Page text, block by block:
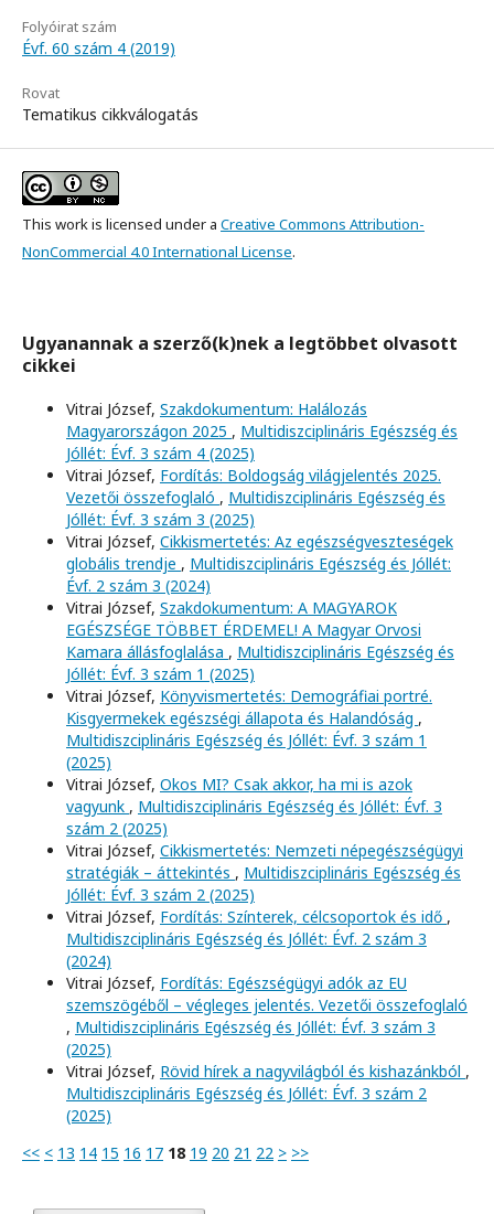
Folyóirat szám
Évf. 60 szám 4 (2019)
Rovat
Tematikus cikkválogatás
This work is licensed under a Creative Commons Attribution-
NonCommercial 4.0 International License.
Ugyanannak a szerző(k)nek a legtöbbet olvasott
cikkei
Vitrai József, Szakdokumentum: Halálozás
Magyarországon 2025 , Multidiszciplináris Egészség és
Jóllét: Évf. 3 szám 4 (2025)
Vitrai József, Fordítás: Boldogság világjelentés 2025.
Vezetői összefoglaló , Multidiszciplináris Egészség és
Jóllét: Évf. 3 szám 3 (2025)
Vitrai József, Cikkismertetés: Az egészségveszteségek
globális trendje , Multidiszciplináris Egészség és Jóllét:
Évf. 2 szám 3 (2024)
Vitrai József, Szakdokumentum: A MAGYAROK
EGÉSZSÉGE TÖBBET ÉRDEMEL! A Magyar Orvosi
Kamara állásfoglalása , Multidiszciplináris Egészség és
Jóllét: Évf. 3 szám 1 (2025)
Vitrai József, Könyvismertetés: Demográfiai portré.
Kisgyermekek egészségi állapota és Halandóság ,
Multidiszciplináris Egészség és Jóllét: Évf. 3 szám 1
(2025)
Vitrai József, Okos MI? Csak akkor, ha mi is azok
vagyunk , Multidiszciplináris Egészség és Jóllét: Évf. 3
szám 2 (2025)
Vitrai József, Cikkismertetés: Nemzeti népegészségügyi
stratégiák – áttekintés , Multidiszciplináris Egészség és
Jóllét: Évf. 3 szám 2 (2025)
Vitrai József, Fordítás: Színterek, célcsoportok és idő ,
Multidiszciplináris Egészség és Jóllét: Évf. 2 szám 3
(2024)
Vitrai József, Fordítás: Egészségügyi adók az EU
szemszögéből – végleges jelentés. Vezetői összefoglaló
, Multidiszciplináris Egészség és Jóllét: Évf. 3 szám 3
(2025)
Vitrai József, Rövid hírek a nagyvilágból és kishazánkból ,
Multidiszciplináris Egészség és Jóllét: Évf. 3 szám 2
(2025)
<< < 13 14 15 16 17 18 19 20 21 22 > >>